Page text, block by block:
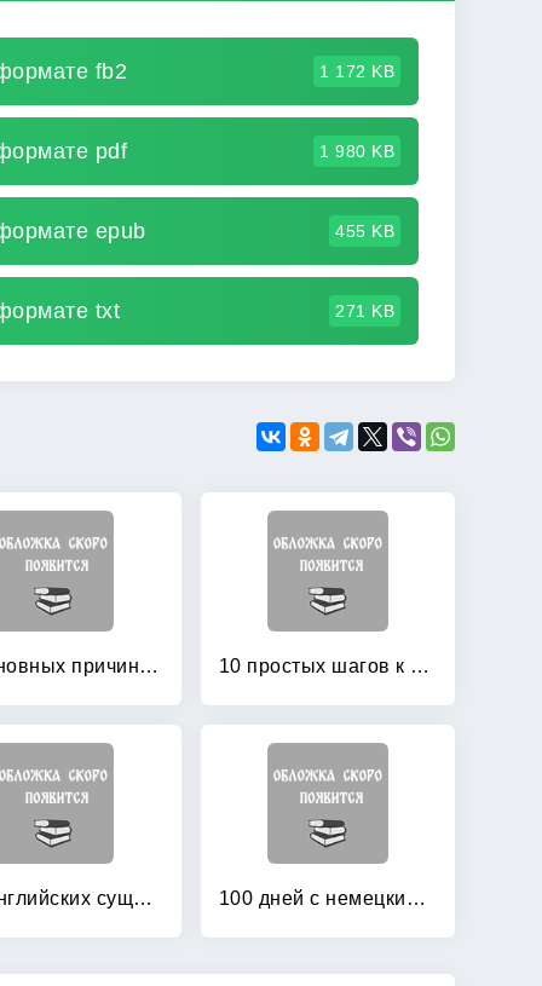
fb2 1 172 KB
pdf 1 980 KB
epub 455 KB
txt 271 KB
10 основных причин для изучения для иностранного языка (английский язык) 10 простых шагов к красивому и правильному письму
100 английских существительных: 1000 фразеологизмов. Ключ к суперпамяти 100 дней с немецкими глаголами: Уровни А2 — В2. Учебное пособие